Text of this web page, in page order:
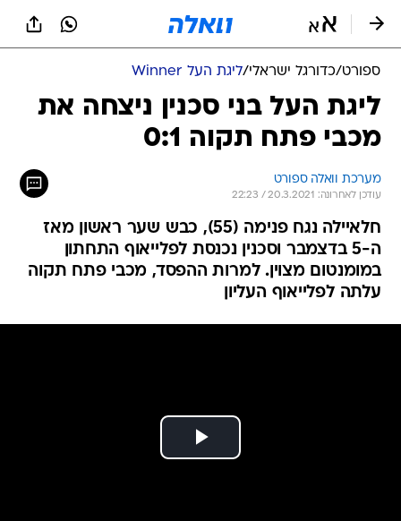
ספורט/כדורגל ישראלי/ליגת העל Winner
ליגת העל בני סכנין ניצחה את
מכבי פתח תקוה 0:1
מערכת וואלה ספורט
עודכן לאחרונה: 20.3.2021 / 22:23
חלאיילה נגח פנימה (55), כבש שער ראשון מאז
ה-5 בדצמבר וסכנין נכנסת לפלייאוף התחתון
במומנטום מצוין. למרות ההפסד, מכבי פתח תקוה
עלתה לפלייאוף העליון